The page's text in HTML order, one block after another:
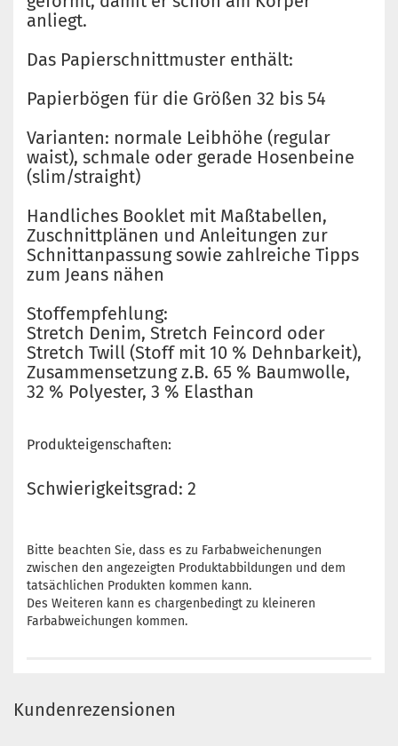
anliegt.
Das Papierschnittmuster enthält:
Papierbögen für die Größen 32 bis 54
Varianten: normale Leibhöhe (regular
waist), schmale oder gerade Hosenbeine
(slim/straight)
Handliches Booklet mit Maßtabellen,
Zuschnittplänen und Anleitungen zur
Schnittanpassung sowie zahlreiche Tipps
zum Jeans nähen
Stoffempfehlung:
Stretch Denim, Stretch Feincord oder
Stretch Twill (Stoff mit 10 % Dehnbarkeit),
Zusammensetzung z.B. 65 % Baumwolle,
32 % Polyester, 3 % Elasthan
Produkteigenschaften:
Schwierigkeitsgrad: 2
Bitte beachten Sie, dass es zu Farbabweichenungen
zwischen den angezeigten Produktabbildungen und dem
tatsächlichen Produkten kommen kann.
Des Weiteren kann es chargenbedingt zu kleineren
Farbabweichungen kommen.
Kundenrezensionen